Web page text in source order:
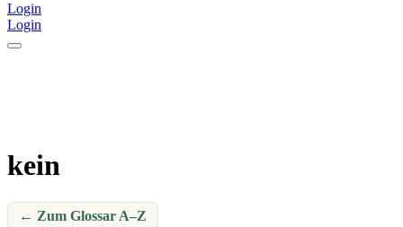
Login
Login
kein
← Zum Glossar A–Z